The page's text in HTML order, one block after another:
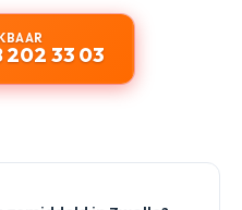
202 33 03